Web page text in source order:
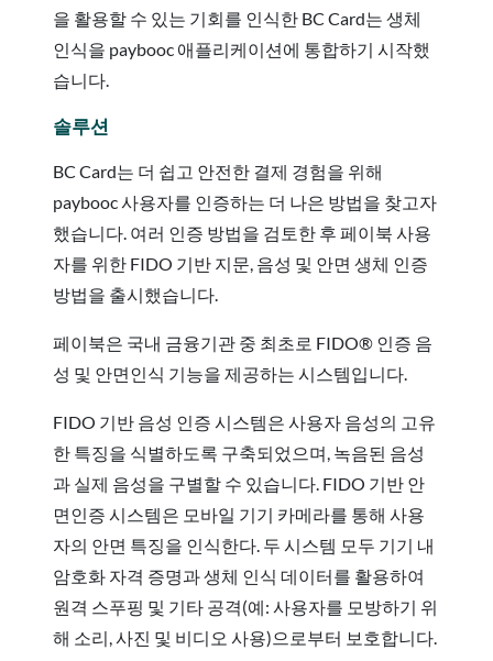
을 활용할 수 있는 기회를 인식한 BC Card는 생체
인식을 paybooc 애플리케이션에 통합하기 시작했
습니다.
솔루션
BC Card는 더 쉽고 안전한 결제 경험을 위해
paybooc 사용자를 인증하는 더 나은 방법을 찾고자
했습니다. 여러 인증 방법을 검토한 후 페이북 사용
자를 위한 FIDO 기반 지문, 음성 및 안면 생체 인증
방법을 출시했습니다.
페이북은 국내 금융기관 중 최초로 FIDO® 인증 음
성 및 안면인식 기능을 제공하는 시스템입니다.
FIDO 기반 음성 인증 시스템은 사용자 음성의 고유
한 특징을 식별하도록 구축되었으며, 녹음된 음성
과 실제 음성을 구별할 수 있습니다. FIDO 기반 안
면인증 시스템은 모바일 기기 카메라를 통해 사용
자의 안면 특징을 인식한다. 두 시스템 모두 기기 내
암호화 자격 증명과 생체 인식 데이터를 활용하여
원격 스푸핑 및 기타 공격(예: 사용자를 모방하기 위
해 소리, 사진 및 비디오 사용)으로부터 보호합니다.